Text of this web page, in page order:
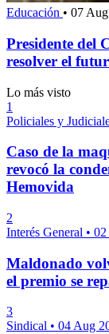
Educación • 07
Presidente del
resolver el
Lo más visto
1
Policiales y
Caso de la
revocó la
Hemovida
2
Interés General •
Maldonado
el premio se
3
Sindical • 04 Aug